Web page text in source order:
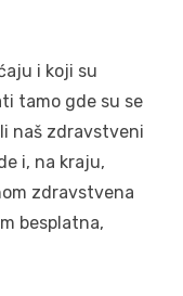
i koji su
tamo gde su se
naš zdravstveni
i, na kraju,
zdravstvena
besplatna,